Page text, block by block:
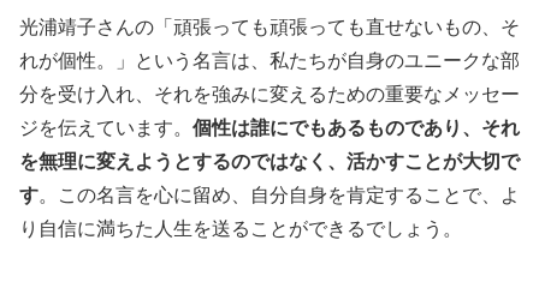
光浦靖子さんの「頑張っても頑張っても直せないもの、そ
れが個性。」という名言は、私たちが自身のユニークな部
分を受け入れ、それを強みに変えるための重要なメッセー
ジを伝えています。 個性は誰にでもあるものであり、それ
を無理に変えようとするのではなく、活かすことが大切で
す。この名言を心に留め、自分自身を肯定することで、よ
り自信に満ちた人生を送ることができるでしょう。